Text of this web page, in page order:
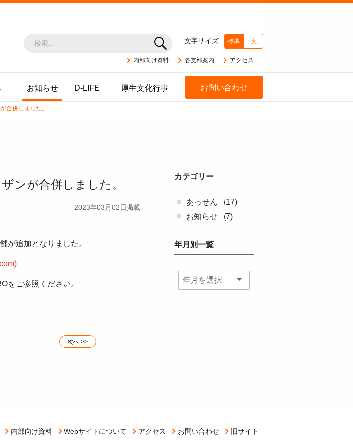
内部向け資料 各支部案内 アクセス
文字サイズ 標準 大
お知らせ D-LIFE 厚生文化行事 お問い合わせ
合併しました。
ンが合併しました。
2023年03月02日掲載
が追加となりました。
をご参照ください。
次へ >>
カテゴリー
あっせん
(17)
お知らせ
(7)
年月別一覧
内部向け資料 Webサイトについて アクセス お問い合わせ 旧サイト